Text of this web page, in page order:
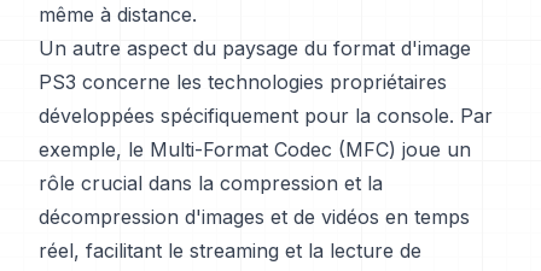
même à distance.
Un autre aspect du paysage du format d'image
PS3 concerne les technologies propriétaires
développées spécifiquement pour la console. Par
exemple, le Multi-Format Codec (MFC) joue un
rôle crucial dans la compression et la
décompression d'images et de vidéos en temps
réel, facilitant le streaming et la lecture de